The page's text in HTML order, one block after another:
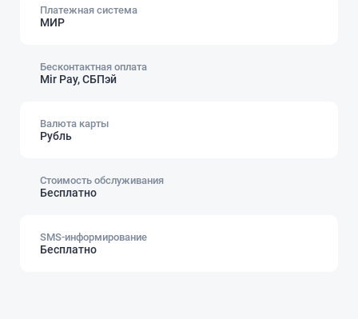
Платежная система
МИР
Бесконтактная оплата
Mir Pay, СБПэй
Валюта карты
Рубль
Стоимость обслуживания
Бесплатно
SMS-информирование
Бесплатно